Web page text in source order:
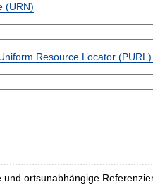
(URN)
Resource Locator (PURL)
ortsunabhängige